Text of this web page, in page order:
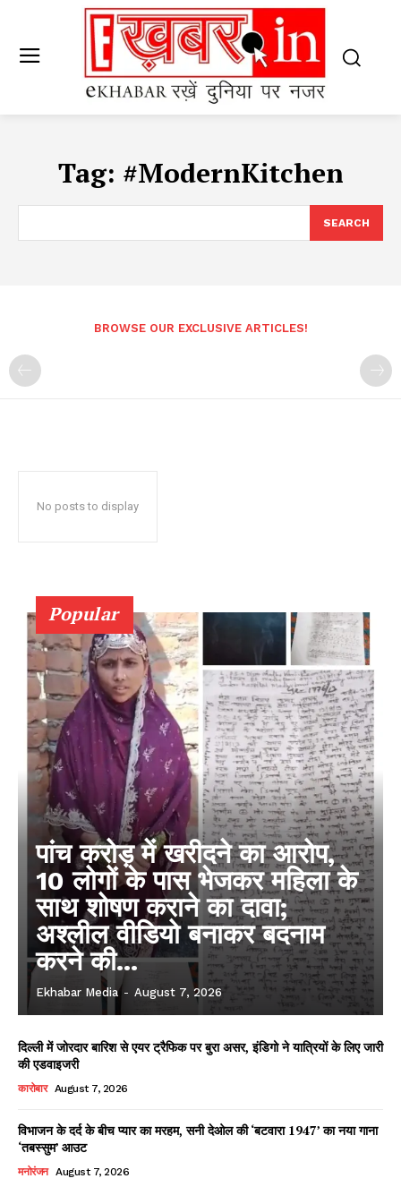
Tag: #ModernKitchen
SEARCH
BROWSE OUR EXCLUSIVE ARTICLES!
No posts to display
Popular
पांच करोड़ में खरीदने का आरोप,
10 लोगों के पास भेजकर महिला के
साथ शोषण कराने का दावा;
अश्लील वीडियो बनाकर बदनाम
करने की...
Ekhabar Media - August 7, 2026
दिल्ली में जोरदार बारिश से एयर ट्रैफिक पर बुरा असर, इंडिगो ने यात्रियों के लिए जारी
की एडवाइजरी
कारोबार August 7, 2026
विभाजन के दर्द के बीच प्यार का मरहम, सनी देओल की ‘बटवारा 1947’ का नया गाना
‘तबस्सुम’ आउट
मनोरंजन August 7, 2026